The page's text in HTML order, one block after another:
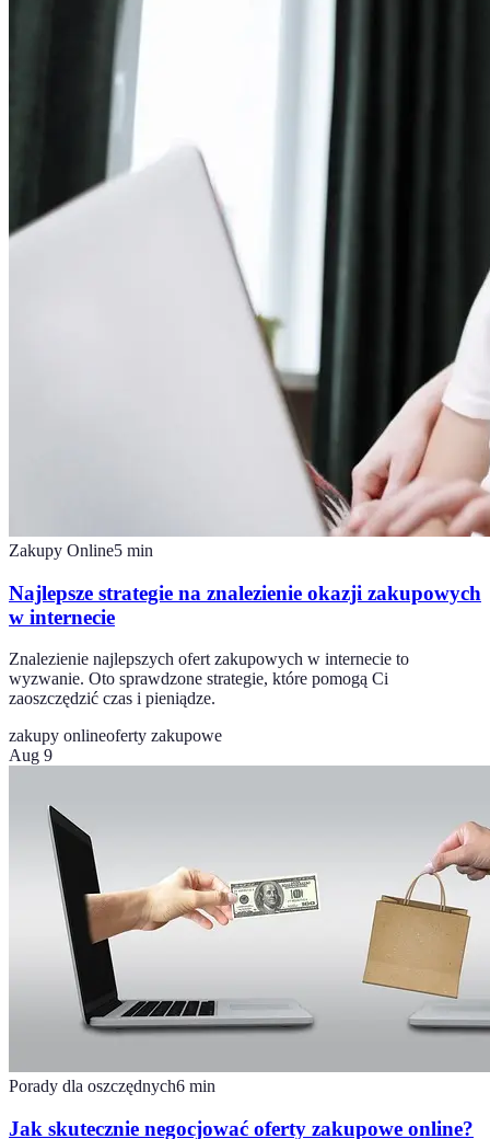
Zakupy Online5 min
Najlepsze strategie na znalezienie okazji zakupowych
w internecie
Znalezienie najlepszych ofert zakupowych w internecie to
wyzwanie. Oto sprawdzone strategie, które pomogą Ci
zaoszczędzić czas i pieniądze.
zakupy onlineoferty zakupowe
Aug 9
Porady dla oszczędnych6 min
Jak skutecznie negocjować oferty zakupowe online?